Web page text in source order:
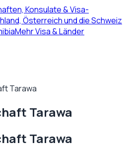
Konsulate & Visa-
Österreich und die Schweiz
Mehr Visa & Länder
Tarawa
Tarawa
Tarawa